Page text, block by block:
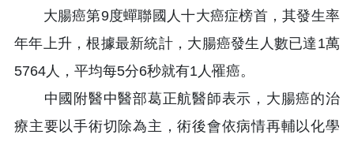
大腸癌第9度蟬聯國人十大癌症榜首，其發生率
年年上升，根據最新統計，大腸癌發生人數已達1萬
5764人，平均每5分6秒就有1人罹癌。
中國附醫中醫部葛正航醫師表示，大腸癌的治
療主要以手術切除為主，術後會依病情再輔以化學